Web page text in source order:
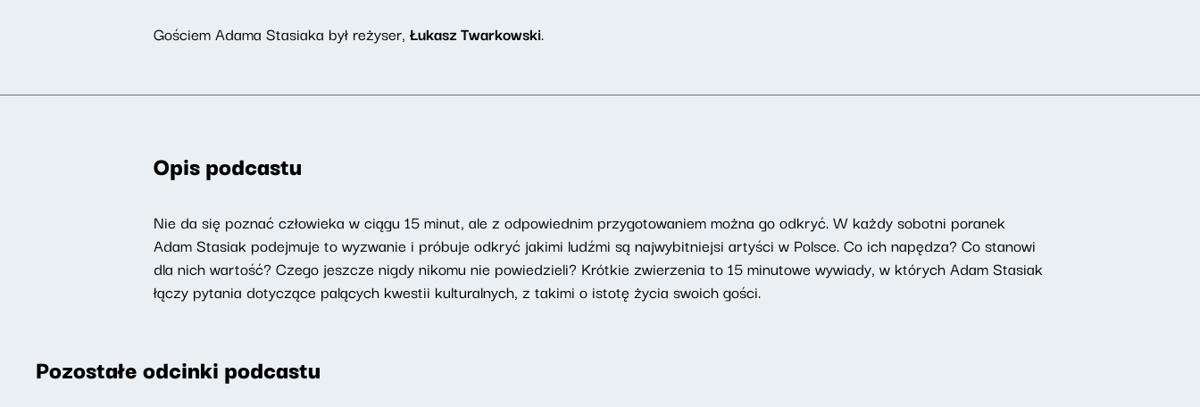
Gościem Adama Stasiaka był reżyser, Łukasz Twarkowski.
Opis podcastu
Nie da się poznać człowieka w ciągu 15 minut, ale z odpowiednim przygotowaniem można go odkryć. W każdy sobotni poranek
Adam Stasiak podejmuje to wyzwanie i próbuje odkryć jakimi ludźmi są najwybitniejsi artyści w Polsce. Co ich napędza? Co stanowi
dla nich wartość? Czego jeszcze nigdy nikomu nie powiedzieli? Krótkie zwierzenia to 15 minutowe wywiady, w których Adam Stasiak
łączy pytania dotyczące palących kwestii kulturalnych, z takimi o istotę życia swoich gości.
Pozostałe odcinki podcastu